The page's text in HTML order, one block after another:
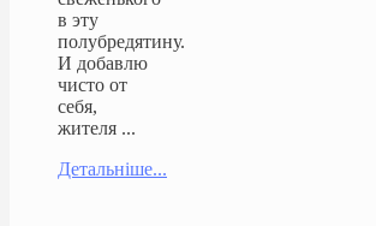
в эту
полубредятину.
И добавлю
чисто от
себя,
жителя ...
Детальніше...